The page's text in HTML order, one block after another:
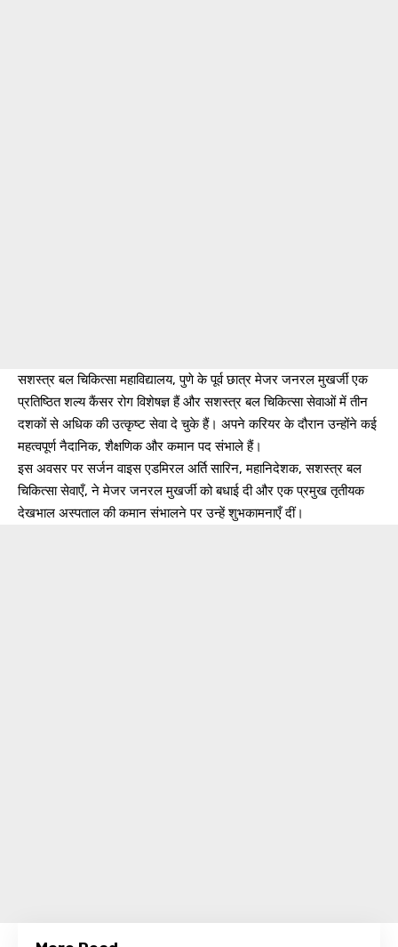
सशस्त्र बल चिकित्सा महाविद्यालय, पुणे के पूर्व छात्र मेजर जनरल मुखर्जी एक
प्रतिष्ठित शल्य कैंसर रोग विशेषज्ञ हैं और सशस्त्र बल चिकित्सा सेवाओं में तीन
दशकों से अधिक की उत्कृष्ट सेवा दे चुके हैं। अपने करियर के दौरान उन्होंने कई
महत्वपूर्ण नैदानिक, शैक्षणिक और कमान पद संभाले हैं।
इस अवसर पर सर्जन वाइस एडमिरल अर्ति सारिन, महानिदेशक, सशस्त्र बल
चिकित्सा सेवाएँ, ने मेजर जनरल मुखर्जी को बधाई दी और एक प्रमुख तृतीयक
देखभाल अस्पताल की कमान संभालने पर उन्हें शुभकामनाएँ दीं।